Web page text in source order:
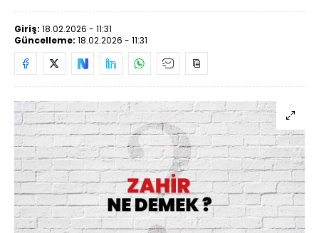
Giriş: 18.02.2026 - 11:31
Güncelleme: 18.02.2026 - 11:31